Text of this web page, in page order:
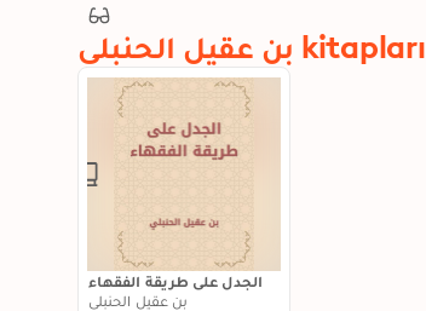
بن عقيل الحنبلي kitapları
الجدل على طريقة الفقهاء
بن عقيل الحنبلي